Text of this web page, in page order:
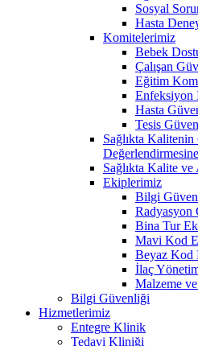
Sosyal
Hasta
Komitelerimiz
Bebek
Çalışan
Eğitim
Enfeksiyon
Hasta
Tesis
Sağlıkta
Sağlıkta Kalite ve
Ekiplerimiz
Bilgi
Radyasyon
Bina Tur
Mavi Kod
Beyaz Kod
İlaç
Malzeme
Bilgi Güvenliği
Hizmetlerimiz
Entegre Klinik
Tedavi Kliniği